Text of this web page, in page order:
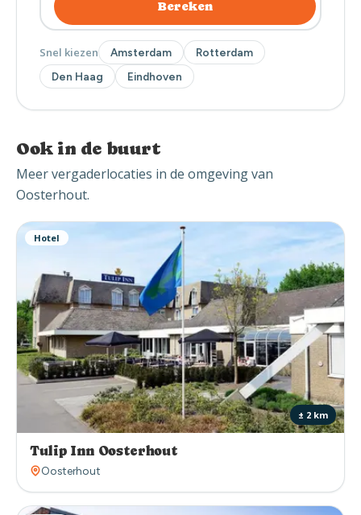
Bereken
Snel kiezen Amsterdam
Rotterdam
Den Haag
Eindhoven
Ook in de buurt
Meer vergaderlocaties in de omgeving van
Oosterhout.
Hotel
± 2 km
Tulip Inn Oosterhout
Oosterhout